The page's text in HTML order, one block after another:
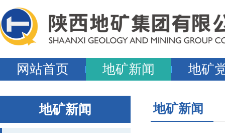
网站首页 地矿新闻 地矿
地矿新闻 地矿新闻